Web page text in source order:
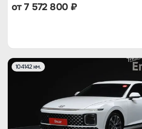
от7 572 800₽
104142 км.